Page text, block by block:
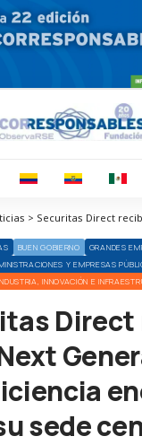
BUEN GOBIERNO
GRANDES
Y EMPRESAS
INNOVACIÓN E
Direct
sede